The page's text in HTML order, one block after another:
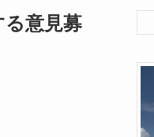
意見募